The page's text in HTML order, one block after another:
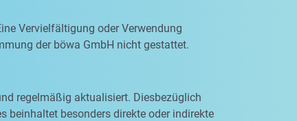
Vervielfältigung oder Verwendung
der böwa GmbH nicht gestattet.
regelmäßig aktualisiert. Diesbezüglich
beinhaltet besonders direkte oder indirekte